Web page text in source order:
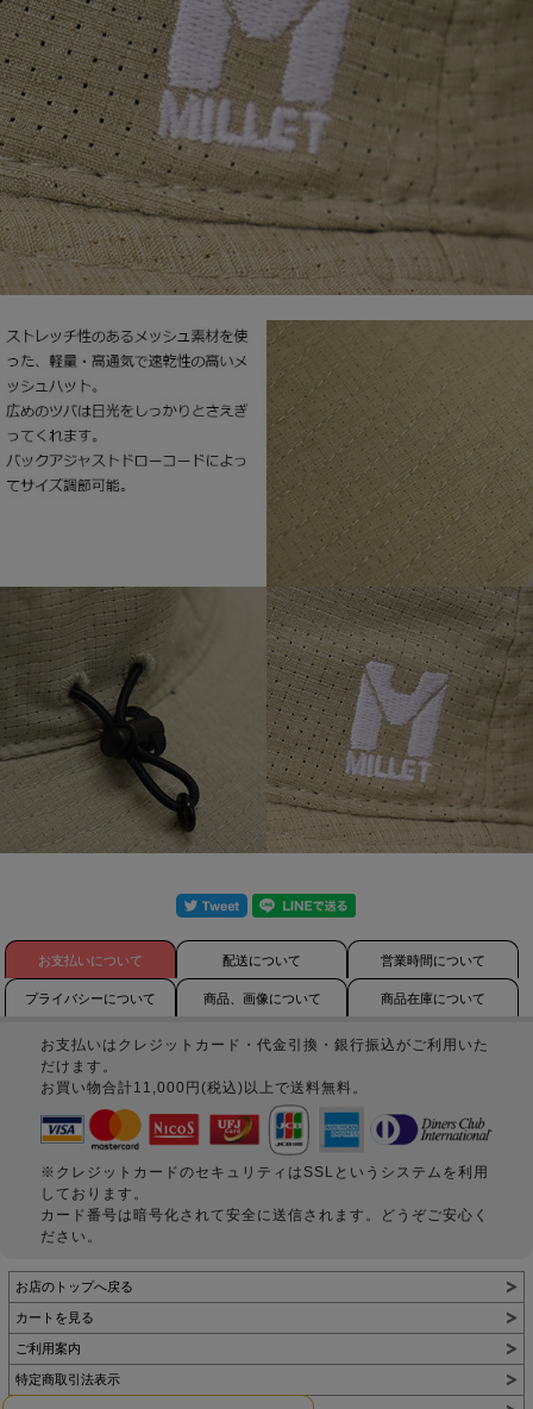
お支払いについて 配送について 営業時間について
プライバシーについて 商品、画像について 商品在庫について
お支払いはクレジットカード・代金引換・銀行振込がご利用いた
だけます。
お買い物合計11,000円(税込)以上で送料無料。
※クレジットカードのセキュリティはSSLというシステムを利用
しております。
カード番号は暗号化されて安全に送信されます。どうぞご安心く
ださい。
お店のトップへ戻る
カートを見る
ご利用案内
特定商取引法表示